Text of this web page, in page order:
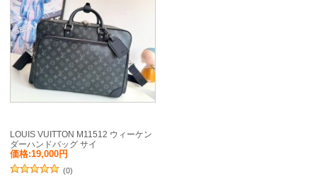
LOUIS VUITTON M11512 ウィーケン
ダーハンドバッグ サイ
ズ:46x31x18cm
価格:19,000円
(0)